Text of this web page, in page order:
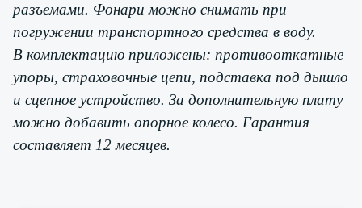
разъемами. Фонари можно снимать при
погружении транспортного средства в воду.
В комплектацию приложены: противооткатные
упоры, страховочные цепи, подставка под дышло
и сцепное устройство. За дополнительную плату
можно добавить опорное колесо. Гарантия
составляет 12 месяцев.